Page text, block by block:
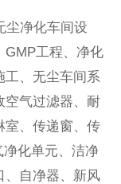
净化车间设
GMP工程、净化
工、无尘车间系
空气过滤器、耐
室、传递窗、传
化单元、洁净
、自净器、新风